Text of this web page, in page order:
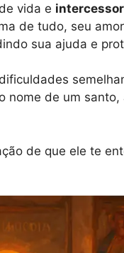
vida e
de tudo, seu
sua ajuda e
nome de um
de que ele te